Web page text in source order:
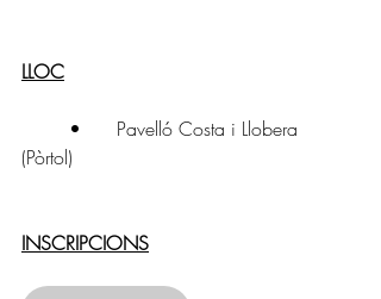
LLOC
(Pòrtol)
INSCRIPCIONS